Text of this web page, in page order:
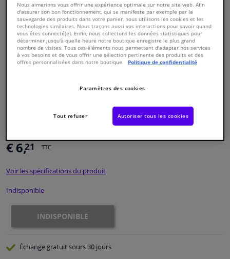
Filtres & liquides
Bagages & transport
Fenêtres & accessoires
Intérieur & ameublement
Styling & Performance
Nettoyage & protection
Atelier & outils
Promotions et réductions
Capteurs & électronique
0388893
Numéro de fabrication:CVB-4503
€ 6,21 TTC
Voir les spécifications du produit
Indisponible
INDISPONIBLE
Échange gratuitsours 30 jours
Nous aimerions vous offrir une expérience optimale sur notre site web. Afin
d'assurer son bon fonctionnement, qui se manifeste par exemple par la
sauvegarde des produits dans votre panier, nous utilisons les cookies et les
technologies similaires. Nous traçons aussi vos interactions pour savoir quand
vous êtes connecté(e). Enfin, nous collectons les données statistiques pour
déterminer jusqu'à quelle heure notre boutique enregistre le plus grand
nombre de visites. Tous ces éléments nous permettent d'adapter nos services
à vos besoins et de vous offrir une sélection pertinente des produits et des
offres personnalisées dans notre boutique.
Politique de confidentialité
Paramètres des cookies
Tout refuser Autoriser tous les cookies